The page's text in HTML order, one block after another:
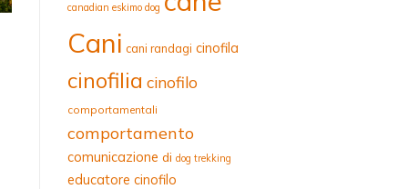
canadian eskimo dog
Cani cani randagi cinofila
cinofilia cinofilo
comportamentali
comportamento
comunicazione di dog trekking
educatore cinofilo